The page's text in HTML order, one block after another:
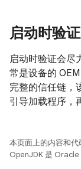
启动时验证
启动时验证会尽
常是设备的
完整的信任链，
引导加载程序，
本页面上的内容和代
OpenJDK 是 Oracle